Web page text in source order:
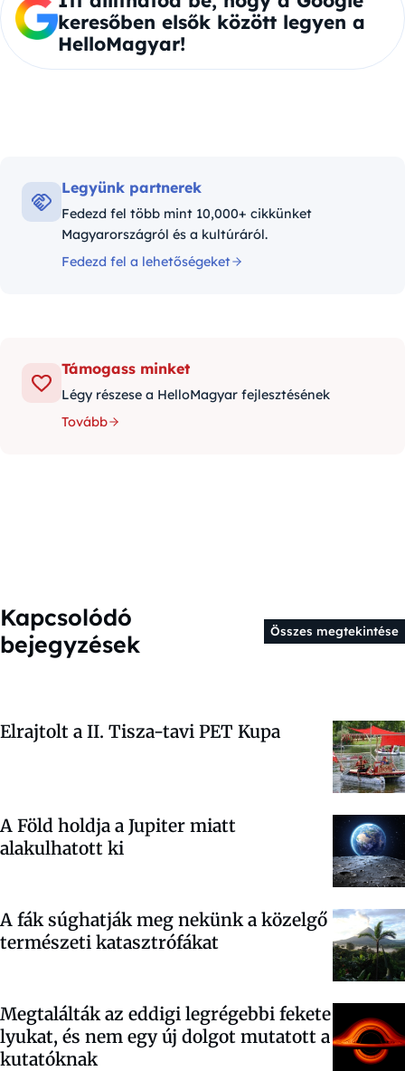
keresőben elsők között legyen a
HelloMagyar!
Legyünk partnerek
Fedezd fel több mint 10,000+ cikkünket
Magyarországról és a kultúráról.
Fedezd fel a lehetőségeket
Támogass minket
Légy részese a HelloMagyar fejlesztésének
Tovább
Kapcsolódó
bejegyzések
Összes megtekintése
Elrajtolt a II. Tisza-tavi PET Kupa
A Föld holdja a Jupiter miatt
alakulhatott ki
A fák súghatják meg nekünk a közelgő
természeti katasztrófákat
Megtalálták az eddigi legrégebbi fekete
lyukat, és nem egy új dolgot mutatott a
kutatóknak